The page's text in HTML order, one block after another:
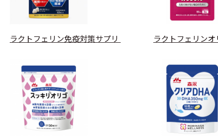
ラクトフェリン免疫対策サプリ ラクトフェリン